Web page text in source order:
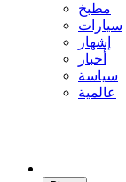
مطبخ
سيارات
إشهار
أخبار
سياسة
عالمية